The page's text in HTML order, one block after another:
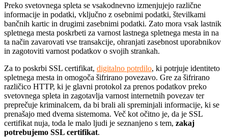
Preko svetovnega spleta se vsakodnevno izmenjujejo različne
informacije in podatki, vključno z osebnimi podatki, številkami
bančnih kartic in drugimi zasebnimi podatki. Zato mora vsak lastnik
spletnega mesta poskrbeti za varnost lastnega spletnega mesta in na
ta način zavarovati vse transakcije, ohranjati zasebnost uporabnikov
in zagotoviti varnost podatkov o svojih strankah.
Za to poskrbi SSL certifikat, digitalno potrdilo, ki potrjuje identiteto
spletnega mesta in omogoča šifrirano povezavo. Gre za šifrirano
različico HTTP, ki je glavni protokol za prenos podatkov preko
svetovnega spleta in zagotavlja varnost internetnih povezav ter
preprečuje kriminalcem, da bi brali ali spreminjali informacije, ki se
prenašajo med dvema sistemoma. Več kot očitno je, da je SSL
certifikat nuja, toda le malo ljudi je seznanjeno s tem, zakaj
potrebujemo SSL certifikat.